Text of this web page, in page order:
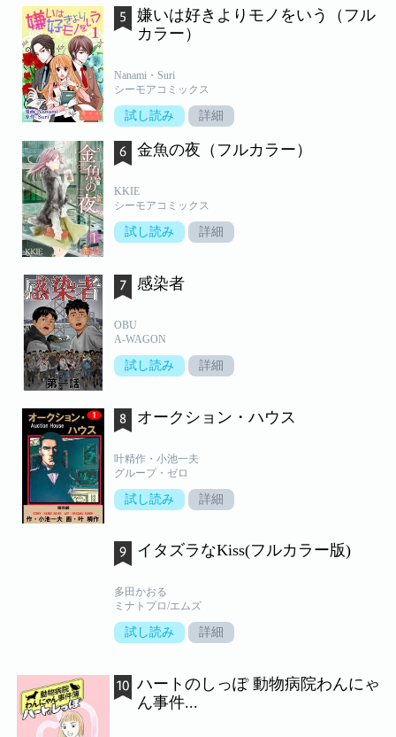
嫌いは好きよりモノをいう（フル
カラー）
Nanami・Suri
シーモアコミックス
試し読み 詳細
金魚の夜（フルカラー）
KKIE
シーモアコミックス
試し読み 詳細
感染者
OBU
A-WAGON
試し読み 詳細
オークション・ハウス
叶精作・小池一夫
グループ・ゼロ
試し読み 詳細
イタズラなKiss(フルカラー版)
多田かおる
ミナトプロ/エムズ
試し読み 詳細
ハートのしっぽ 動物病院わんにゃ
ん事件...